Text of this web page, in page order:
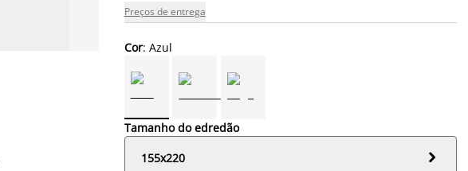
Preços de entrega
Cor: Azul
Tamanho do edredão
155x220
